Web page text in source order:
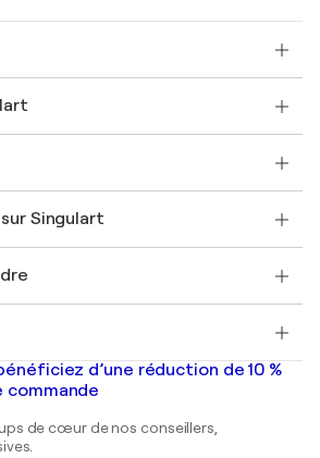
commercial
d'art original
qu'Artiste
Singulart
vendre
d’une réduction de 10 %
commande
de cœur de nos conseillers,